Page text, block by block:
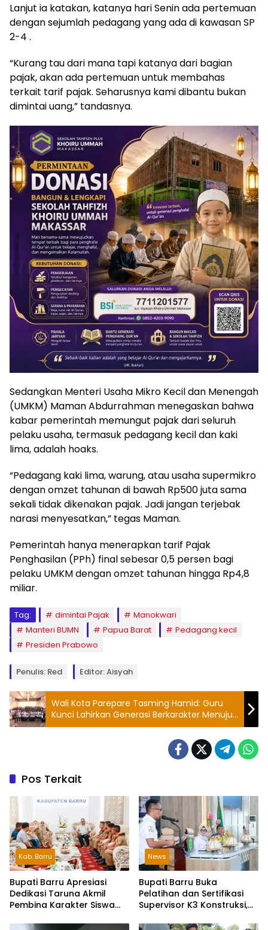
Lanjut ia katakan, katanya hari Senin ada pertemuan
dengan sejumlah pedagang yang ada di kawasan SP
2-4 .
“Kurang tau dari mana tapi katanya dari bagian
pajak, akan ada pertemuan untuk membahas
terkait tarif pajak. Seharusnya kami dibantu bukan
dimintai uang,” tandasnya.
Sedangkan Menteri Usaha Mikro Kecil dan Menengah
(UMKM) Maman Abdurrahman menegaskan bahwa
kabar pemerintah memungut pajak dari seluruh
pelaku usaha, termasuk pedagang kecil dan kaki
lima, adalah hoaks.
“Pedagang kaki lima, warung, atau usaha supermikro
dengan omzet tahunan di bawah Rp500 juta sama
sekali tidak dikenakan pajak. Jadi jangan terjebak
narasi menyesatkan,” tegas Maman.
Pemerintah hanya menerapkan tarif Pajak
Penghasilan (PPh) final sebesar 0,5 persen bagi
pelaku UMKM dengan omzet tahunan hingga Rp4,8
miliar.
Tag: dimintai Pajak
Manokwari
Manteri BUMN
Papua Barat
Pedagang kecil
Presiden Prabowo
Penulis: Red Editor: Aisyah
Wali Kota Parepare Tasming Hamid: Guru
Kunci Lahirkan Generasi Berkarakter Menuju
Emas 2045
Pos Terkait
Kab. Barru
Bupati Barru Apresiasi
Dedikasi Taruna Akmil
Pembina Karakter Siswa
News
Bupati Barru Buka
Pelatihan dan Sertifikasi
Supervisor K3 Konstruksi,